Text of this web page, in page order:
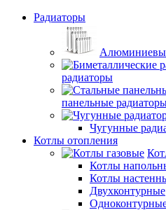
Радиаторы
радиаторы
панельные
Чугунные
Котлы отопления
Котлы
Котлы
Двухконтурные